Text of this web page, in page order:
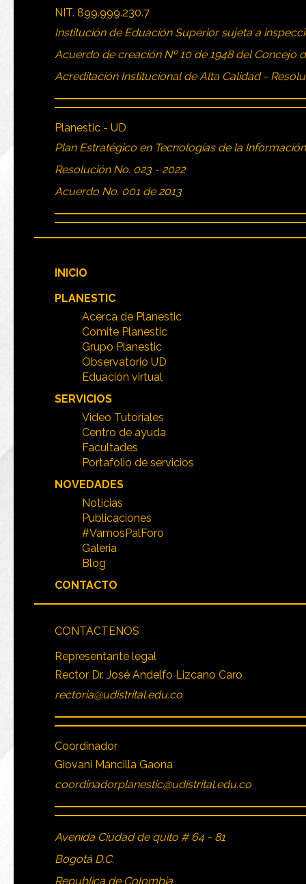
NIT. 899.999.230.7
Institución de Eduación Superior sujeta a
Acuerdo de creación Nº 10 de 1948 del Concejo
Acreditación Institucional de Alta Calidad -
Planestic - UD
Plan Estratégico en Tecnologías de la
Resolución No. 023 - 2022
Acuerdo No. 001 de 2013
INICIO
PLANESTIC
Acerca de Planestic
Comite Planestic
Grupo Planestic
Observatorio UD
Eduación virtual
SERVICIOS
Video Tutoriales
Centro de ayuda
Facultades
Portafolio de servicios
NOVEDADES
Noticias
Publicaciones
#VamosPalForo
Galeria
Blog
CONTACTO
CONTACTENOS
Representante legal
Rector Dr. José Andelfo Lizcano Caro
rectoria@udistrital.edu.co
Coordinador
Giovani Mancilla Gaona
coordinadorplanestic@udistrital.edu.co
Avenida Ciudad de quito # 64 - 81
Bogotá D.C.
Republica de Colombia